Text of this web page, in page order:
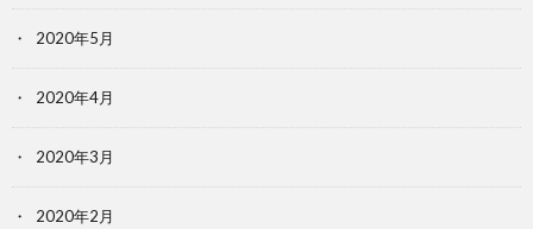
2020年5月
2020年4月
2020年3月
2020年2月